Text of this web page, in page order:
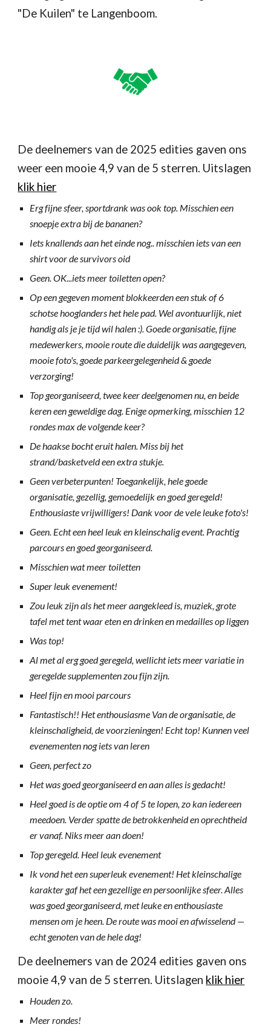
"De Kuilen" te Langenboom.
De deelnemers van de 2025 edities gaven ons
weer een mooie 4,9 van de 5 sterren. Uitslagen
klik hier
Erg fijne sfeer, sportdrank was ook top. Misschien een
snoepje extra bij de bananen?
Iets knallends aan het einde nog.. misschien iets van een
shirt voor de survivors oid
Geen. OK...iets meer toiletten open?
Op een gegeven moment blokkeerden een stuk of 6
schotse hooglanders het hele pad. Wel avontuurlijk, niet
handig als je je tijd wil halen :). Goede organisatie, fijne
medewerkers, mooie route die duidelijk was aangegeven,
mooie foto's, goede parkeergelegenheid & goede
verzorging!
Top georganiseerd, twee keer deelgenomen nu, en beide
keren een geweldige dag. Enige opmerking, misschien 12
rondes max de volgende keer?
De haakse bocht eruit halen. Miss bij het
strand/basketveld een extra stukje.
Geen verbeterpunten! Toegankelijk, hele goede
organisatie, gezellig, gemoedelijk en goed geregeld!
Enthousiaste vrijwilligers! Dank voor de vele leuke foto's!
Geen. Echt een heel leuk en kleinschalig event. Prachtig
parcours en goed georganiseerd.
Misschien wat meer toiletten
Super leuk evenement!
Zou leuk zijn als het meer aangekleed is, muziek, grote
tafel met tent waar eten en drinken en medailles op liggen
Was top!
Al met al erg goed geregeld, wellicht iets meer variatie in
geregelde supplementen zou fijn zijn.
Heel fijn en mooi parcours
Fantastisch!! Het enthousiasme Van de organisatie, de
kleinschaligheid, de voorzieningen! Echt top! Kunnen veel
evenementen nog iets van leren
Geen, perfect zo
Het was goed georganiseerd en aan alles is gedacht!
Heel goed is de optie om 4 of 5 te lopen, zo kan iedereen
meedoen. Verder spatte de betrokkenheid en oprechtheid
er vanaf. Niks meer aan doen!
Top geregeld. Heel leuk evenement
Ik vond het een superleuk evenement! Het kleinschalige
karakter gaf het een gezellige en persoonlijke sfeer. Alles
was goed georganiseerd, met leuke en enthousiaste
mensen om je heen. De route was mooi en afwisselend —
echt genoten van de hele dag!
De deelnemers van de 2024 edities gaven ons
mooie 4,9 van de 5 sterren. Uitslagen klik hier
Houden zo.
Meer rondes!